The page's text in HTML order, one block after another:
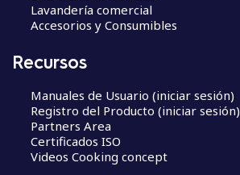
Lavandería comercial
Accesorios y Consumibles
Recursos
Manuales de Usuario (iniciar sesión)
Registro del Producto (iniciar sesión)
Partners Area
Certificados ISO
Videos Cooking concept